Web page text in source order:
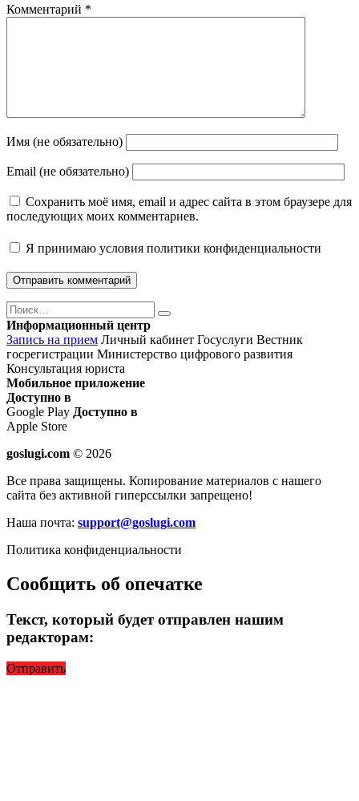
Комментарий *
Имя (не обязательно)
Email (не обязательно)
Сохранить моё имя, email и адрес сайта в этом браузере для
последующих моих комментариев.
Я принимаю условия политики конфиденциальности
Поиск
Найти
Информационный центр
Запись на прием Личный кабинет Госуслуги Вестник
госрегистрации Министерство цифрового развития
Консультация юриста
Мобильное приложение
Доступно в
Google Play Доступно в
Apple Store
goslugi.com © 2026
Все права защищены. Копирование материалов с нашего
сайта без активной гиперссылки запрещено!
Наша почта: support@goslugi.com
Политика конфиденциальности
Сообщить об опечатке
Текст, который будет отправлен нашим
редакторам:
Отправить